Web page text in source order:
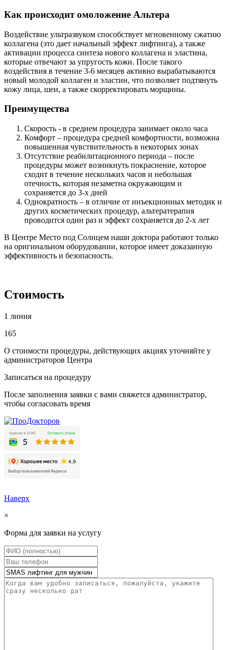
Как происходит омоложение Альтера
Воздействие ультразвуком способствует мгновенному сжатию
коллагена (это дает начальный эффект лифтинга), а также
активации процесса синтеза нового коллагена и эластина,
которые отвечают за упругость кожи. После такого
воздействия в течение 3-6 месяцев активно вырабатываются
новый молодой коллаген и эластин, что позволяет подтянуть
кожу лица, шеи, а также скорректировать морщины.
Преимущества
Скорость - в среднем процедура занимает около часа
Комфорт – процедура средней комфортности, возможна
повышенная чувствительность в некоторых зонах
Отсутствие реабилитационного периода – после
процедуры может возникнуть покраснение, которое
сходит в течение нескольких часов и небольшая
отечность, которая незаметна окружающим и
сохраняется до 3-х дней
Однократность – в отличие от инъекционных методик и
других косметических процедур, альтератерапия
проводится один раз и эффект сохраняется до 2-х лет
В Центре Место под Солнцем наши доктора работают только
на оригинальном оборудовании, которое имеет доказанную
эффективность и безопасность.
Стоимость
1 линия
165
О стоимости процедуры, действующих акциях уточняйте у
администраторов Центра
Записаться на процедуру
После заполнения заявки с вами свяжется администратор,
чтобы согласовать время
Наверх
×
Форма для заявки на услугу